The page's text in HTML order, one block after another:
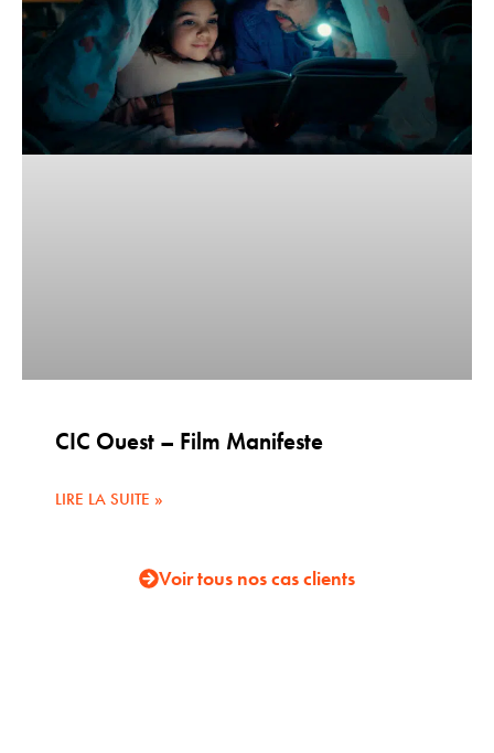
CIC Ouest – Film Manifeste
LIRE LA SUITE »
Voir tous nos cas clients